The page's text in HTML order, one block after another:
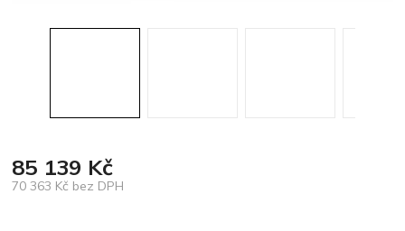
85 139 Kč
70 363 Kč bez DPH